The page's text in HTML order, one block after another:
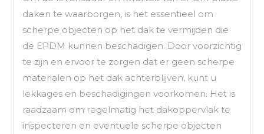
daken te waarborgen, is het essentieel om
scherpe objecten op het dak te vermijden die
de EPDM kunnen beschadigen. Door voorzichtig
te zijn en ervoor te zorgen dat er geen scherpe
materialen op het dak achterblijven, kunt u
lekkages en beschadigingen voorkomen. Het is
raadzaam om regelmatig het dakoppervlak te
inspecteren en eventuele scherpe objecten